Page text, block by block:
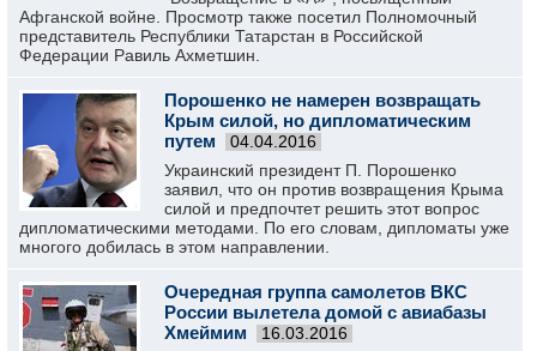
Афганской войне. Просмотр также посетил Полномочный
представитель Республики Татарстан в Российской
Федерации Равиль Ахметшин.
Порошенко не намерен возвращать
Крым силой, но дипломатическим
путем
04.04.2016
Украинский президент П. Порошенко
заявил, что он против возвращения Крыма
силой и предпочтет решить этот вопрос
дипломатическими методами. По его словам, дипломаты уже
многого добилась в этом направлении.
Очередная группа самолетов ВКС
России вылетела домой с авиабазы
Хмеймим
16.03.2016